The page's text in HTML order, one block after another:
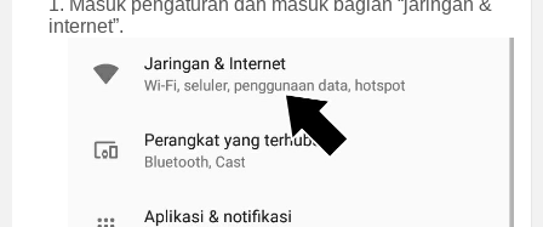
1. Masuk pengaturan dan masuk bagian “jaringan &
internet”.